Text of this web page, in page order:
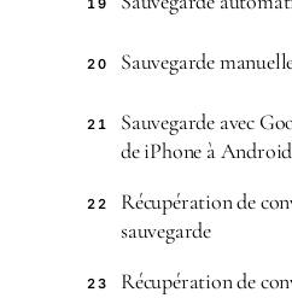
19
20 Sauvegarde
21
Sauvegarde avec
de iPhone à
22
Récupération de
sauvegarde
23
Récupération de